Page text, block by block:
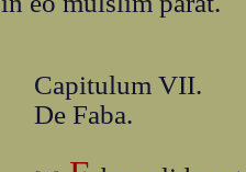
Capitulum VII.
De Faba.